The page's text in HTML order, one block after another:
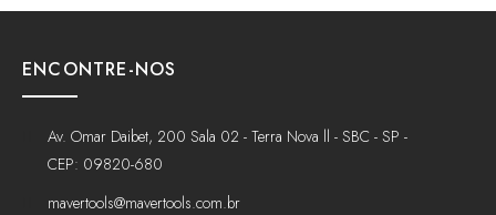
ENCONTRE-NOS
Av. Omar Daibet, 200 Sala 02 - Terra Nova ll - SBC - SP -
CEP: 09820-680
mavertools@mavertools.com.br